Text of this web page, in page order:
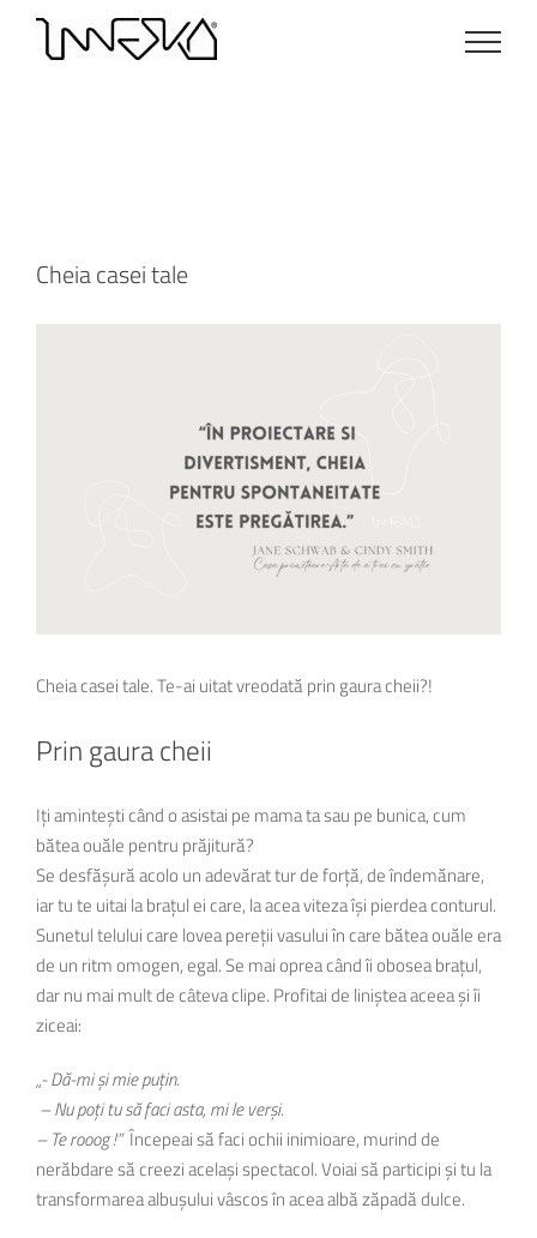
Cheia casei tale
Cheia casei tale. Te-ai uitat vreodată prin gaura cheii?!
Prin gaura cheii
Iți amintești când o asistai pe mama ta sau pe bunica, cum
bătea ouăle pentru prăjitură?
Se desfășură acolo un adevărat tur de forță, de îndemănare,
iar tu te uitai la brațul ei care, la acea viteza își pierdea conturul.
Sunetul telului care lovea pereții vasului în care bătea ouăle era
de un ritm omogen, egal. Se mai oprea când îi obosea brațul,
dar nu mai mult de câteva clipe. Profitai de liniștea aceea și îi
ziceai:
„- Dă-mi și mie puțin.
– Nu poți tu să faci asta, mi le verși.
– Te rooog !”Începeai să faci ochii inimioare, murind de
nerăbdare să creezi același spectacol. Voiai să participi și tu la
transformarea albușului vâscos în acea albă zăpadă dulce.